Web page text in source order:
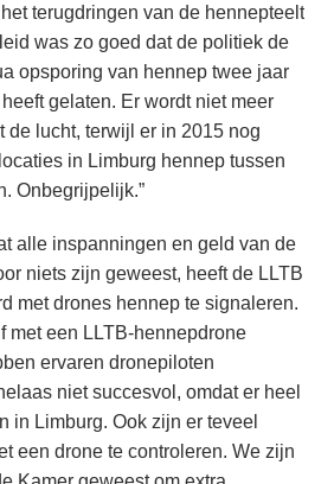
terugdringen van de hennepteelt
was zo goed dat de politiek de
opsporing van hennep twee jaar
gelaten. Er wordt niet meer
de lucht, terwijl er in 2015 nog
in Limburg hennep tussen
Onbegrijpelijk.”
alle inspanningen en geld van de
niets zijn geweest, heeft de LLTB
met drones hennep te signaleren.
met een LLTB-hennepdrone
ervaren dronepiloten
niet succesvol, omdat er heel
in Limburg. Ook zijn er teveel
een drone te controleren. We zijn